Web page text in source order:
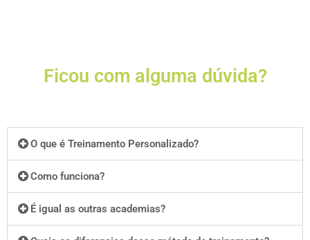
Ficou com alguma dúvida?
O que é Treinamento Personalizado?
Como funciona?
É igual as outras academias?